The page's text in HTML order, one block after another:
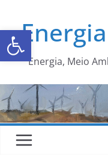
Abrir a
Energia, Meio